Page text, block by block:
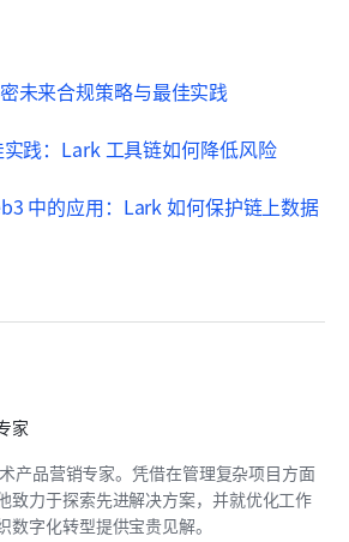
未来合规策略与最佳实践
践：Lark 工具链如何降低风险
中的应用：Lark 如何保护链上数据
家
产品营销专家。凭借在管理复杂项目方面
致力于探索先进解决方案，并就优化工作
数字化转型提供宝贵见解。